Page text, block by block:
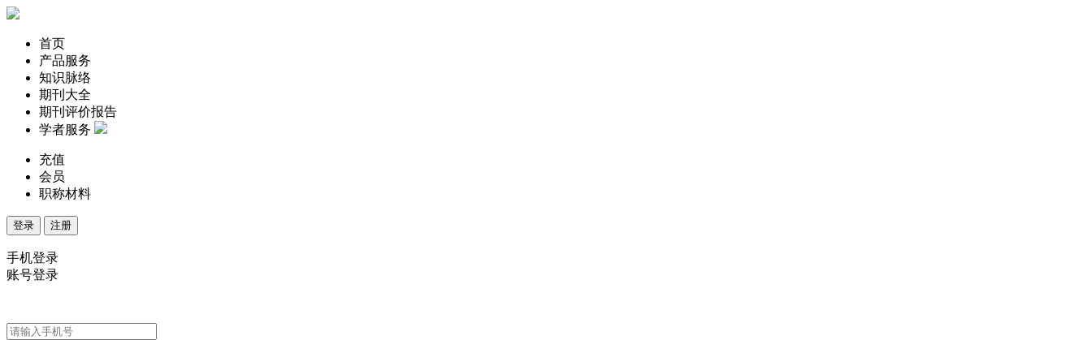
首页
产品服务
知识脉络
期刊大全
期刊评价报告
学者服务
充值
会员
职称材料
登录 注册
手机登录
账号登录